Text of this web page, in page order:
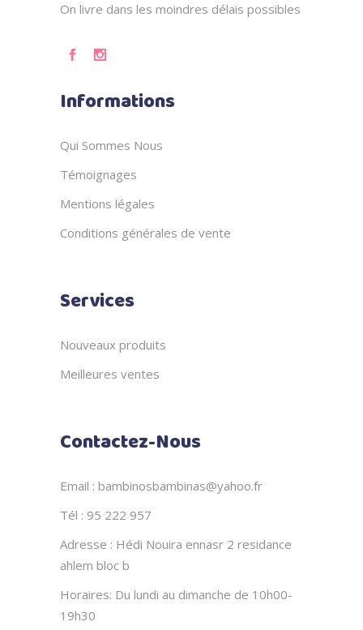
On livre dans les moindres délais possibles
Informations
Qui Sommes Nous
Témoignages
Mentions légales
Conditions générales de vente
Services
Nouveaux produits
Meilleures ventes
Contactez-Nous
Email : bambinosbambinas@yahoo.fr
Tél : 95 222 957
Adresse : Hédi Nouira ennasr 2 residance
ahlem bloc b
Horaires: Du lundi au dimanche de 10h00-
19h30